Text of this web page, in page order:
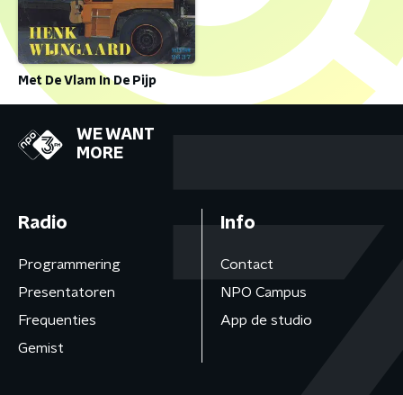
Met De Vlam In De Pijp
WE WANT
MORE
Radio
Programmering
Presentatoren
Frequenties
Gemist
Info
Contact
NPO Campus
App de studio